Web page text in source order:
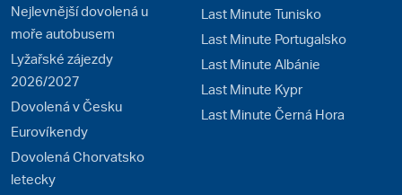
Nejlevnější dovolená u
moře autobusem
Lyžařské zájezdy
2026/2027
Dovolená v Česku
Eurovíkendy
Dovolená Chorvatsko
letecky
Last Minute Tunisko
Last Minute Portugalsko
Last Minute Albánie
Last Minute Kypr
Last Minute Černá Hora